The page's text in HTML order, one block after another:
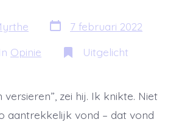
Berichtdatum
7 februari 2022
In Opinie Uitgelicht
versieren”, zei hij. Ik knikte. Niet
aantrekkelijk vond – dat vond